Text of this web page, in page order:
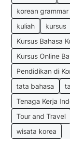
korean grammar
kuliah
kursus
Kursus Bahasa
Kursus Online
Pendidikan di
tata bahasa
Tenaga Kerja
Tour and Travel
wisata korea